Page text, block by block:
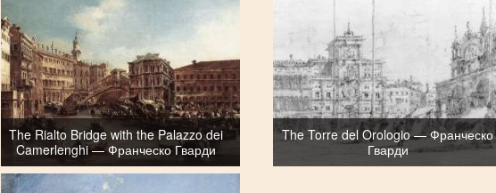
The Rialto Bridge with the Palazzo dei
Camerlenghi — Франческо Гварди
The Torre del Orologio — Франческо
Гварди